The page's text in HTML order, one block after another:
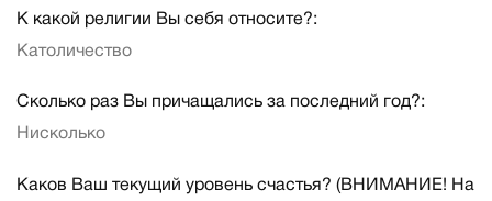
К какой религии Вы себя относите?:
Католичество
Сколько раз Вы причащались за последний год?:
Нисколько
Каков Ваш текущий уровень счастья? (ВНИМАНИЕ! На